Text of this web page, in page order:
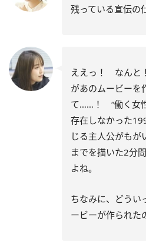
残っている宣伝の
ええっ！ なんと
があのムービーを
て……！ “働く女
存在しなかった
じる主人公がもが
までを描いた2分
よね。
ちなみに、どうい
ービーが作られた